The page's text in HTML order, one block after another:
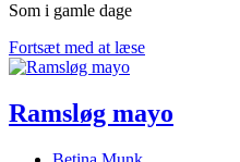
Som i gamle dage
Fortsæt med at læseFranske
Ramsløg mayo
Post